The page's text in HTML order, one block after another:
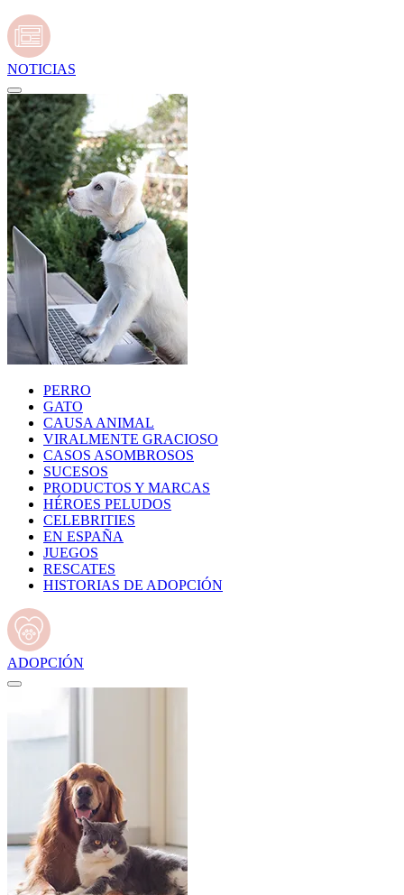
NOTICIAS
PERRO
GATO
CAUSA ANIMAL
VIRALMENTE GRACIOSO
CASOS ASOMBROSOS
SUCESOS
PRODUCTOS Y MARCAS
HÉROES PELUDOS
CELEBRITIES
EN ESPAÑA
JUEGOS
RESCATES
HISTORIAS DE ADOPCIÓN
ADOPCIÓN